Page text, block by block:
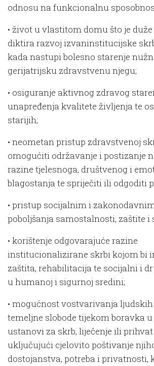
odnosu na funkcionalnu
• život u vlastitom domu što je
diktira razvoj izvaninstitucijske
kada nastupi bolesno starenje
gerijatrijsku zdravstvenu njegu;
• osiguranje aktivnog zdravog
unapređenja kvalitete življenja te
starijih;
• neometan pristup zdravstvenoj
omogućiti održavanje i postizanje
razine tjelesnoga, društvenog i
blagostanja te spriječiti ili odgoditi
• pristup socijalnim i
poboljšanja samostalnosti, zaštite i
• korištenje odgovarajuće razine
institucionalizirane skrbi kojom bi
zaštita, rehabilitacija te socijalni i
u humanoj i sigurnoj sredini;
• mogućnost vostvarivanja
temeljne slobode tijekom boravka
ustanovi za skrb, liječenje ili
uključujući cjelovito poštivanje
dostojanstva, potreba i privatnosti,